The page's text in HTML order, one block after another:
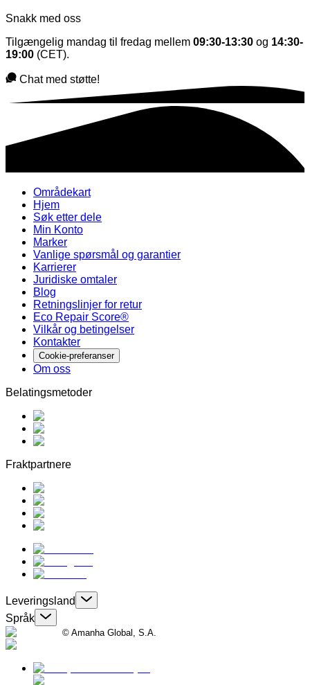
Snakk med oss
Tilgængelig mandag til fredag mellem 09:30-13:30 og 14:30-
19:00 (CET).
Chat med støtte!
Områdekart
Hjem
Søk etter dele
Min Konto
Marker
Vanlige spørsmål og garantier
Karrierer
Juridiske omtaler
Blog
Retningslinjer for retur
Eco Repair Score®
Vilkår og betingelser
Kontakter
Cookie-preferanser
Om oss
Belatingsmetoder
Fraktpartnere
Leveringsland
Språk
© Amanha Global, S.A.